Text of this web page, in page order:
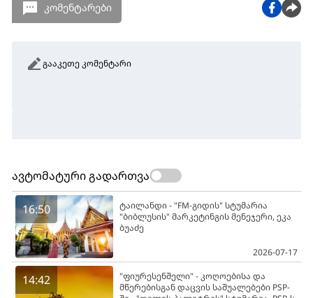
კომენტარები
გააკეთე კომენტარი
ავტომატური გადართვა
16:50
ტაილანდი - "FM-გიდის" სტუმარია
"ბიბლუსის" მარკეტინგის მენეჯერი, ეკა
ბუაძე
2026-07-17
14:42
"ფიურესენშელი" - კოღოებისა და
მწერებისგან დაცვის საშუალებები PSP-